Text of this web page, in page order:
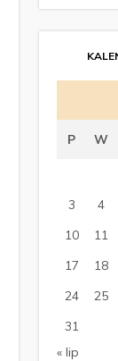
P W
3
4
10
11
17
18
24
25
31
« lip